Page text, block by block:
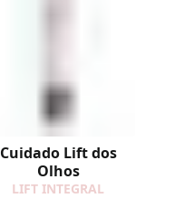
Cuidado Lift dos
Olhos
LIFT INTEGRAL